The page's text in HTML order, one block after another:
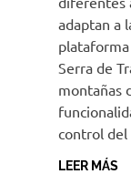
adaptan a
Serra de
montañas
control
LEER MÁS